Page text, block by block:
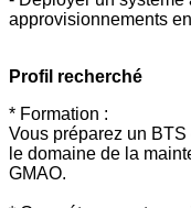
approvisionnements
Profil recherché
* Formation :
Vous préparez un
le domaine de la
GMAO.